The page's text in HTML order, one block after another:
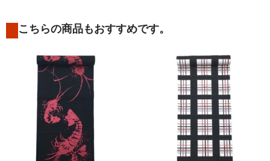
こちらの商品もおすすめです。